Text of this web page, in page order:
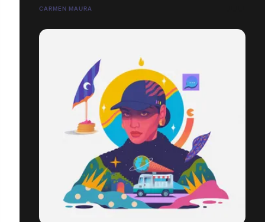
CARMEN MAURA